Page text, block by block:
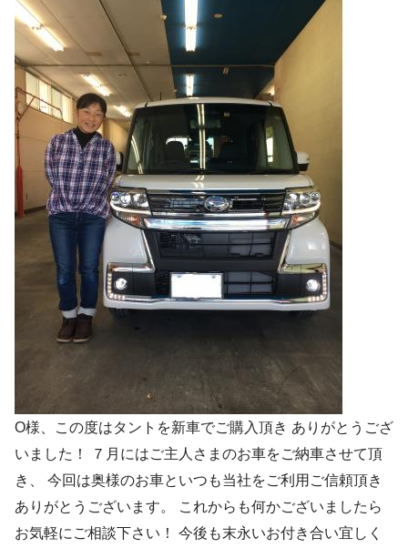
O様、この度はタントを新車でご購入頂き ありがとうござ
いました！ ７月にはご主人さまのお車をご納車させて頂
き、 今回は奥様のお車といつも当社をご利用ご信頼頂き
ありがとうございます。 これからも何かございましたら
お気軽にご相談下さい！ 今後も末永いお付き合い宜しく